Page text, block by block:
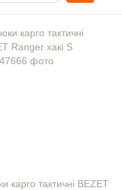
карго тактичні BEZET